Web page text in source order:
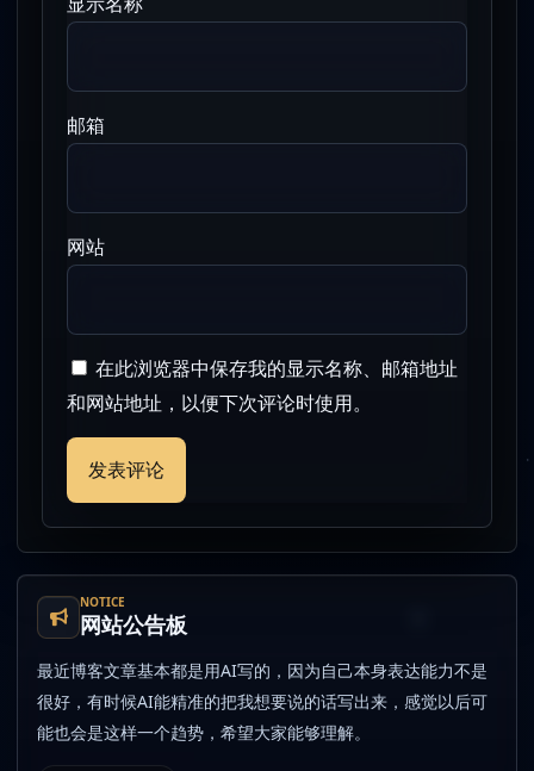
NOTICE
网站公告板
最近博客文章基本都是用AI写的，因为自己本身表达能力不是
很好，有时候AI能精准的把我想要说的话写出来，感觉以后可
能也会是这样一个趋势，希望大家能够理解。
邮箱
网站
在此浏览器中保存我的显示名称、邮箱地址
和网站地址，以便下次评论时使用。